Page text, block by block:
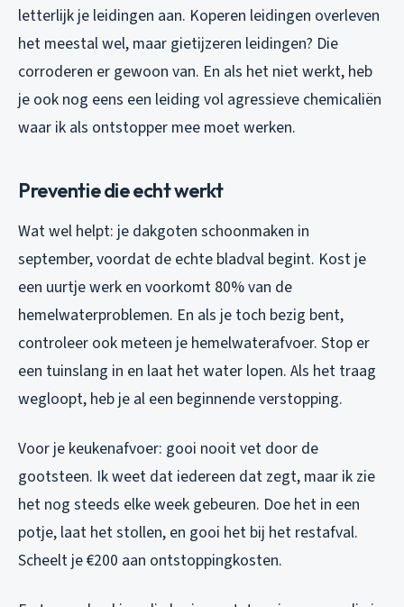
letterlijk je leidingen aan. Koperen leidingen overleven
het meestal wel, maar gietijzeren leidingen? Die
corroderen er gewoon van. En als het niet werkt, heb
je ook nog eens een leiding vol agressieve chemicaliën
waar ik als ontstopper mee moet werken.
Preventie die echt werkt
Wat wel helpt: je dakgoten schoonmaken in
september, voordat de echte bladval begint. Kost je
een uurtje werk en voorkomt 80% van de
hemelwaterproblemen. En als je toch bezig bent,
controleer ook meteen je hemelwaterafvoer. Stop er
een tuinslang in en laat het water lopen. Als het traag
wegloopt, heb je al een beginnende verstopping.
Voor je keukenafvoer: gooi nooit vet door de
gootsteen. Ik weet dat iedereen dat zegt, maar ik zie
het nog steeds elke week gebeuren. Doe het in een
potje, laat het stollen, en gooi het bij het restafval.
Scheelt je €200 aan ontstoppingkosten.